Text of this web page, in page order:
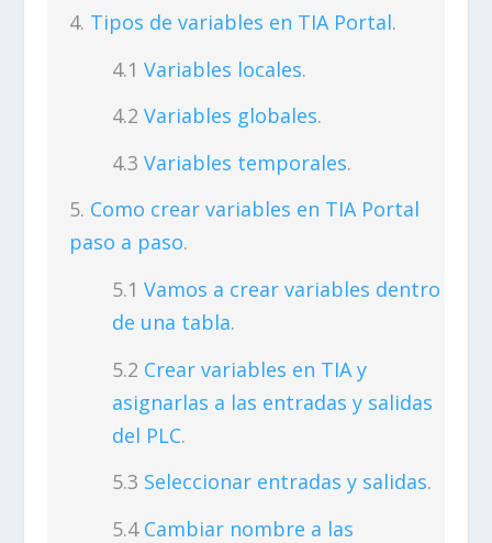
Tipos de variables en TIA Portal.
Variables locales.
Variables globales.
Variables temporales.
Como crear variables en TIA Portal
paso a paso.
Vamos a crear variables dentro
de una tabla.
Crear variables en TIA y
asignarlas a las entradas y salidas
del PLC.
Seleccionar entradas y salidas.
Cambiar nombre a las